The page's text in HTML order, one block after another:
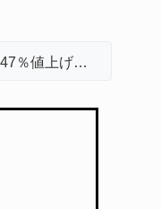
名張市水道料金47％値上げへ 答申案、審議会で大筋まとまる